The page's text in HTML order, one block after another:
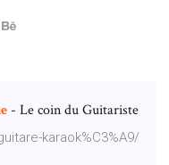
- Le coin du Guitariste
karaok%C3%A9/